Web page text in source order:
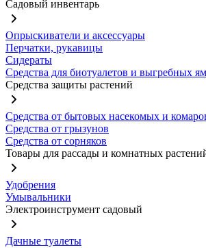
Садовый инвентарь
Опрыскиватели и аксессуары
Перчатки, рукавицы
Сидераты
Средства для биотуалетов и выгребных ям
Средства защиты растений
Средства от бытовых насекомых и
Средства от грызунов
Средства от сорняков
Товары для рассады и комнатных
Удобрения
Умывальники
Электроинструмент садовый
Дачные туалеты